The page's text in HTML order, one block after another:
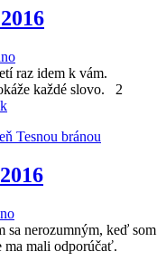
raz idem k vám.
každé slovo. 2
nerozumným, keď som
ma mali odporúčať.